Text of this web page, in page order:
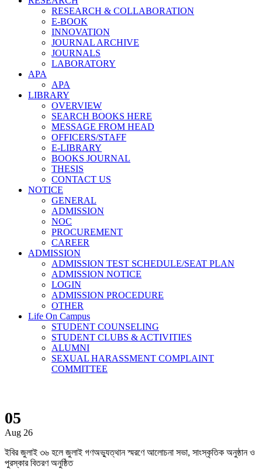
RESEARCH & COLLABORATION
E-BOOK
INNOVATION
JOURNAL ARCHIVE
JOURNALS
LABORATORY
APA
APA
LIBRARY
OVERVIEW
SEARCH BOOKS HERE
MESSAGE FROM HEAD
OFFICERS/STAFF
E-LIBRARY
BOOKS JOURNAL
THESIS
CONTACT US
NOTICE
GENERAL
ADMISSION
NOC
PROCUREMENT
CAREER
ADMISSION
ADMISSION TEST SCHEDULE/SEAT PLAN
ADMISSION NOTICE
LOGIN
ADMISSION PROCEDURE
OTHER
Life On Campus
STUDENT COUNSELING
STUDENT CLUBS & ACTIVITIES
ALUMNI
SEXUAL HARASSMENT COMPLAINT
COMMITTEE
05
Aug 26
ইবির জুলাই ৩৬ হলে জুলাই গণঅভ্যুত্থান স্মরণে আলোচনা সভা, সাংস্কৃতিক অনুষ্ঠান ও
পুরস্কার বিতরণ অনুষ্ঠিত